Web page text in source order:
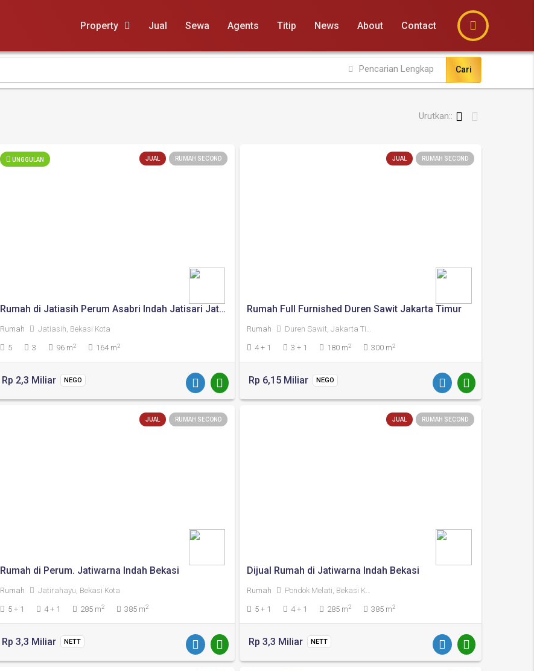
Property Jual Sewa Agents Titip News About Contact
Pencarian Lengkap Cari
Urutkan::
UNGGULAN JUAL RUMAH SECOND
Rumah di Jatiasih Perum Asabri Indah Jatisari Jati Asih Bekasi
Rumah Jatiasih, Bekasi Kota
5 3 96 m2 164 m2
Rp 2,3 Miliar NEGO
JUAL RUMAH SECOND
Rumah Full Furnished Duren Sawit Jakarta Timur
Rumah Duren Sawit, Jakarta Timur
4 + 1 3 + 1 180 m2 300 m2
Rp 6,15 Miliar NEGO
JUAL RUMAH SECOND
Rumah di Perum. Jatiwarna Indah Bekasi
Rumah Jatirahayu, Bekasi Kota
5 + 1 4 + 1 285 m2 385 m2
Rp 3,3 Miliar NETT
JUAL RUMAH SECOND
Dijual Rumah di Jatiwarna Indah Bekasi
Rumah Pondok Melati, Bekasi Kota
5 + 1 4 + 1 285 m2 385 m2
Rp 3,3 Miliar NETT